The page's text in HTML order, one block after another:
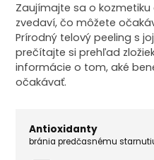
Zaujímajte sa o
zvedaví, čo môžete
Prírodný telový peeling s
prečítajte si prehľad
informácie o tom, aké
očakávať.
Antioxidanty
bránia predčasnému